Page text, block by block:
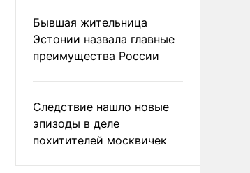
Бывшая жительница
Эстонии назвала главные
преимущества России
Следствие нашло новые
эпизоды в деле
похитителей москвичек